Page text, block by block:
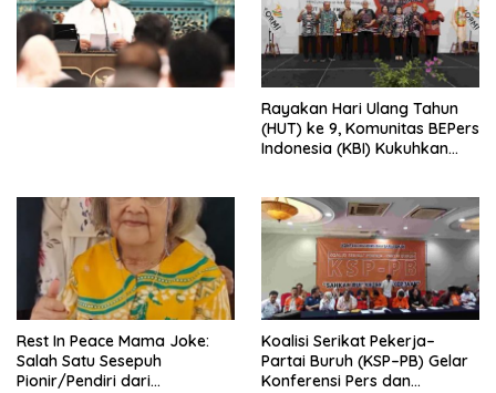
Simposium Nasional “Urgensi
Undang-Undang
Perekonomian Nasional dan
Kesejahteraan Sosial dalam
Rayakan Hari Ulang Tahun
(HUT) ke 9, Komunitas BEPers
Indonesia (KBI) Kukuhkan
Tema: “Penguatan dan
Pengembangan Organisasi
KBI yang Berbasis Riset di
seluruh Indonesia dan
Mancanegara”.
Rest In Peace Mama Joke:
Salah Satu Sesepuh
Pionir/Pendiri dari
Koalisi Serikat Pekerja–
Partai Buruh (KSP–PB) Gelar
Konferensi Pers dan